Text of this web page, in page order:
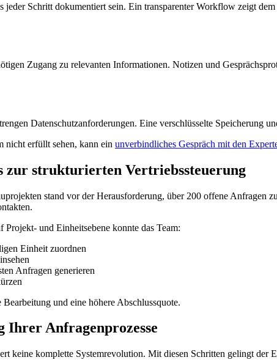
Schritt dokumentiert sein. Ein transparenter Workflow zeigt
Zugang zu relevanten Informationen. Notizen und
Datenschutzanforderungen. Eine verschlüsselte Speicherung
nicht erfüllt sehen, kann ein unverbindliches Gespräch mit den
zur strukturierten Vertriebssteuerung
stand vor der Herausforderung, über 200 offene
und Einheitsebene konnte das Team:
Einheit zuordnen
Anfragen generieren
und eine höhere Abschlussquote.
Anfragenprozesse
keine komplette Systemrevolution. Mit diesen Schritten gelingt der